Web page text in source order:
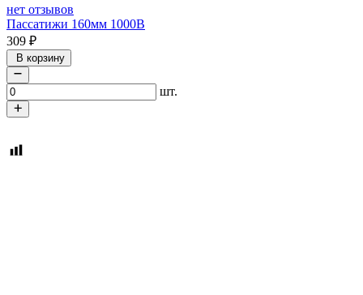
нет отзывов
Пассатижи 160мм 1000В
309 ₽
В корзину
шт.